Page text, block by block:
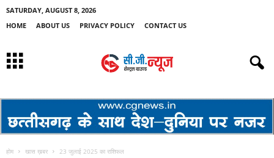
SATURDAY, AUGUST 8, 2026
HOME
ABOUT US PRIVACY POLICY CONTACT US
होम खास ख़बर 23 जुलाई 2025 का राशिफल